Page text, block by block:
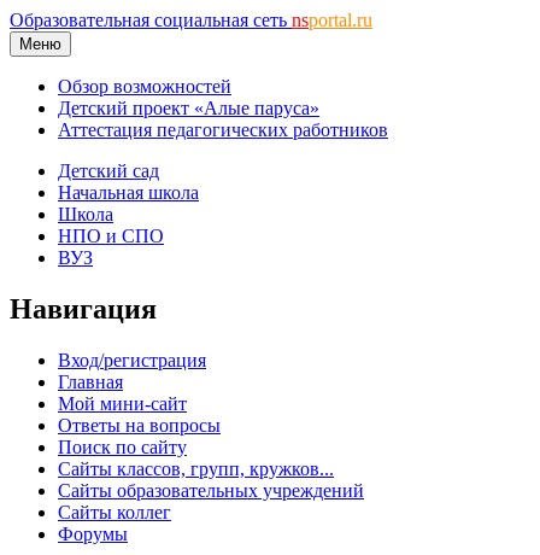
Образовательная социальная сеть nsportal.ru
Меню
Обзор возможностей
Детский проект «Алые паруса»
Аттестация педагогических работников
Детский сад
Начальная школа
Школа
НПО и СПО
ВУЗ
Навигация
Вход/регистрация
Главная
Мой мини-сайт
Ответы на вопросы
Поиск по сайту
Сайты классов, групп, кружков...
Сайты образовательных учреждений
Сайты коллег
Форумы